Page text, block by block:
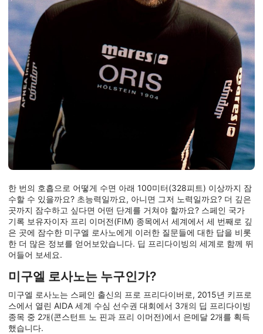
한 번의 호흡으로 어떻게 수면 아래 100미터(328피트) 이상까지 잠
수할 수 있을까요? 초능력일까요, 아니면 그저 노력일까요? 더 깊은
곳까지 잠수하고 싶다면 어떤 단계를 거쳐야 할까요? 스페인 국가
기록 보유자이자 프리 이머전(FIM) 종목에서 세계에서 세 번째로 깊
은 곳에 잠수한 미구엘 로사노에게 이러한 질문들에 대한 답을 비롯
한 더 많은 정보를 얻어보았습니다. 딥 프리다이빙의 세계로 함께 뛰
어들어 보세요.
미구엘 로사노는 누구인가?
미구엘 로사노는 스페인 출신의 프로 프리다이버로, 2015년 키프로
스에서 열린 AIDA 세계 수심 선수권 대회에서 3개의 딥 프리다이빙
종목 중 2개(콘스턴트 노 핀과 프리 이머전)에서 은메달 2개를 획득
했습니다.